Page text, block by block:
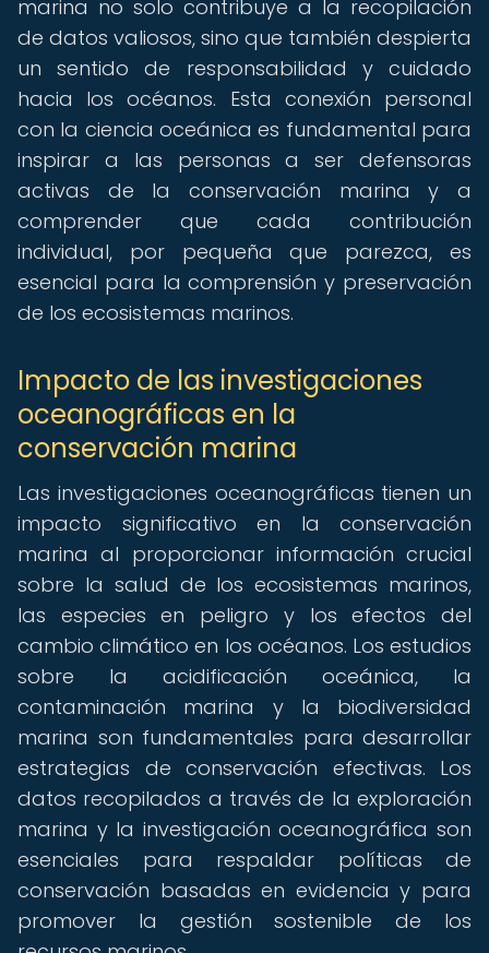
marina no solo contribuye a la recopilación
de datos valiosos, sino que también despierta
un sentido de responsabilidad y cuidado
hacia los océanos. Esta conexión personal
con la ciencia oceánica es fundamental para
inspirar a las personas a ser defensoras
activas de la conservación marina y a
comprender que cada contribución
individual, por pequeña que parezca, es
esencial para la comprensión y preservación
de los ecosistemas marinos.
Impacto de las investigaciones
oceanográficas en la
conservación marina
Las investigaciones oceanográficas tienen un
impacto significativo en la conservación
marina al proporcionar información crucial
sobre la salud de los ecosistemas marinos,
las especies en peligro y los efectos del
cambio climático en los océanos. Los estudios
sobre la acidificación oceánica, la
contaminación marina y la biodiversidad
marina son fundamentales para desarrollar
estrategias de conservación efectivas. Los
datos recopilados a través de la exploración
marina y la investigación oceanográfica son
esenciales para respaldar políticas de
conservación basadas en evidencia y para
promover la gestión sostenible de los